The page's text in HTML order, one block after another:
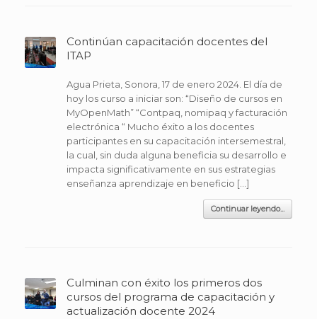
Continúan capacitación docentes del
ITAP
Agua Prieta, Sonora, 17 de enero 2024. El día de
hoy los curso a iniciar son: “Diseño de cursos en
MyOpenMath” “Contpaq, nomipaq y facturación
electrónica “ Mucho éxito a los docentes
participantes en su capacitación intersemestral,
la cual, sin duda alguna beneficia su desarrollo e
impacta significativamente en sus estrategias
enseñanza aprendizaje en beneficio […]
Continuar leyendo...
Culminan con éxito los primeros dos
cursos del programa de capacitación y
actualización docente 2024